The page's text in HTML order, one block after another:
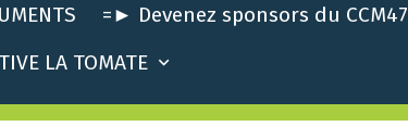
=► Devenez sponsors du CCM47
LA TOMATE